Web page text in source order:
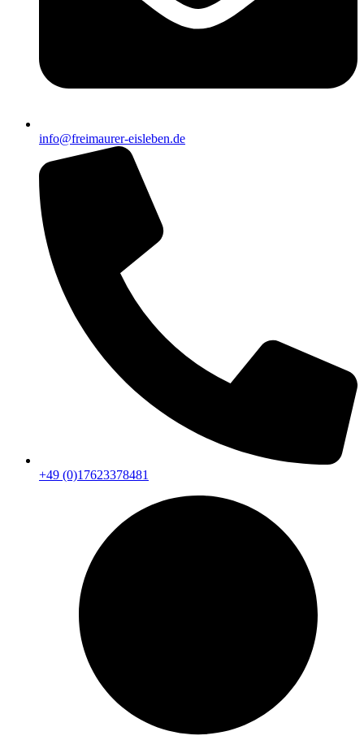
info@freimaurer-eisleben.de
+49 (0)17623378481